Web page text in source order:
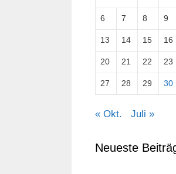
6 7 8 9
13 14 15 16
20 21 22 23
27 28 29 30
« Okt. Juli »
Neueste